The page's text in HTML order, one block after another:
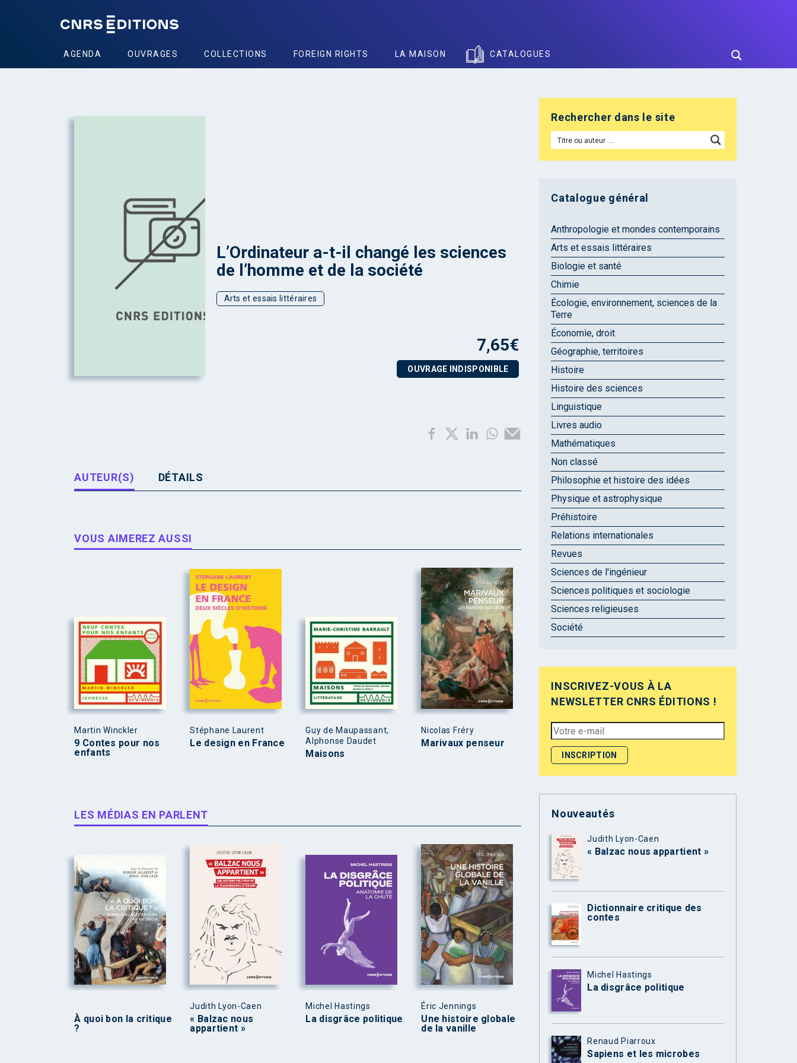
AGENDA OUVRAGES COLLECTIONS FOREIGN RIGHTS LA MAISON CATALOGUES
L’Ordinateur a-t-il changé les sciences
de l’homme et de la société
Arts et essais littéraires
7,65€
OUVRAGE INDISPONIBLE
AUTEUR(S) DÉTAILS
VOUS AIMEREZ AUSSI
Martin Winckler
9 Contes pour nos
enfants
Stéphane Laurent
Le design en France
Guy de Maupassant,
Alphonse Daudet
Maisons
Nicolas Fréry
Marivaux penseur
LES MÉDIAS EN PARLENT
À quoi bon la critique
?
Judith Lyon-Caen
« Balzac nous
appartient »
Michel Hastings
La disgrâce politique
Éric Jennings
Une histoire globale
de la vanille
Rechercher dans le site
Catalogue général
Anthropologie et mondes contemporains
Arts et essais littéraires
Biologie et santé
Chimie
Écologie, environnement, sciences de la
Terre
Économie, droit
Géographie, territoires
Histoire
Histoire des sciences
Linguistique
Livres audio
Mathématiques
Non classé
Philosophie et histoire des idées
Physique et astrophysique
Préhistoire
Relations internationales
Revues
Sciences de l'ingénieur
Sciences politiques et sociologie
Sciences religieuses
Société
INSCRIVEZ-VOUS À LA
NEWSLETTER CNRS ÉDITIONS !
Nouveautés
Judith Lyon-Caen
« Balzac nous appartient »
Dictionnaire critique des
contes
Michel Hastings
La disgrâce politique
Renaud Piarroux
Sapiens et les microbes